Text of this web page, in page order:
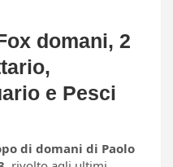
domani, 2
e Pesci
di domani di Paolo